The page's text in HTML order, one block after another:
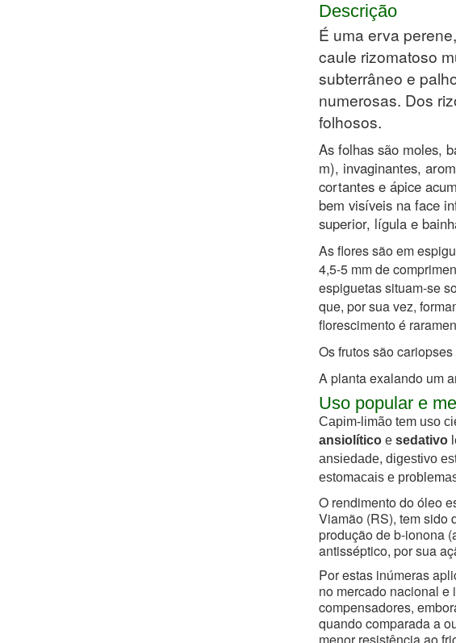
Descrição
É uma erva
caule rizomatoso
subterrâneo e
numerosas. Dos
folhosos.
As folhas são moles,
m), invaginantes,
cortantes e ápice
bem visíveis na face
superior, lígula e
As flores são em
4,5-5 mm de
espiguetas situam-se
que, por sua vez,
florescimento é
Os frutos são
A planta exalando um
Uso popular e
Capim-limão tem uso
ansiolíticoe sedativo
ansiedade, digestivo
estomacais e
O rendimento do óleo
Viamão (RS), tem sido
produção de b-ionona
antisséptico, por sua
Por estas inúmeras
no mercado nacional
compensadores,
quando comparada a